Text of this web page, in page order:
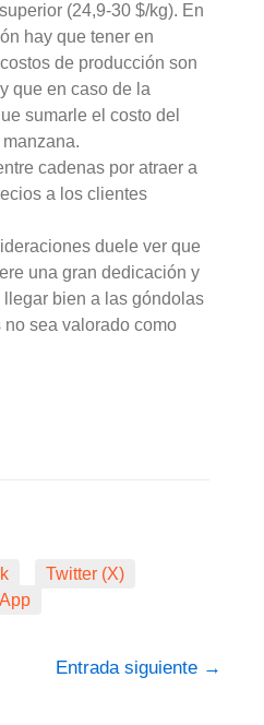
(24,9-30 $/kg). En
hay que tener en
de producción son
que en caso de la
sumarle el costo del
cadenas por atraer a
a los clientes
duele ver que
una gran dedicación y
bien a las góndolas
sea valorado como
Twitter (X)
Entrada siguiente →